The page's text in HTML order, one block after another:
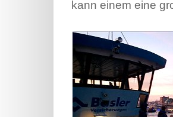
kann einem eine